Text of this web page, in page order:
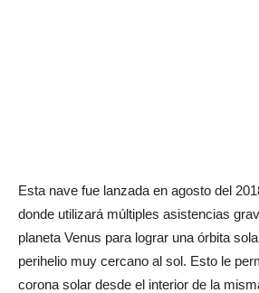
Esta nave fue lanzada en agosto del
donde utilizará múltiples asistencias
planeta Venus para lograr una órbita
perihelio muy cercano al sol. Esto le
corona solar desde el interior de la